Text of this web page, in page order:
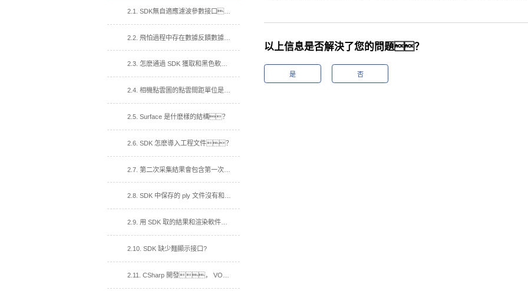
2.1. SDK無自適應濾波參數接口？
2.2. 飛怕過程中存在數據反饋數據慢,達不到介紹幀率?
2.3. 怎麽通過 SDK 獲取和黑色軟件一樣的彩色深度圖？
2.4. 相機點雲圖的點雲間距單位是什麽？
2.5. Surface 是什麽樣的結構？
2.6. SDK 怎麽導入工程文件？
2.7. 第二次采集結果會包含第一次的信息?
2.8. SDK 中保存的 ply 文件沒有和渲染軟件帶顏色一樣的點雲？
2.9. 用 SDK 取的結果和渲染軟件取的結果效果不一樣？
2.10. SDK 缺少麵顯示接口?
以上信息是否解決了您的問題？
是 否